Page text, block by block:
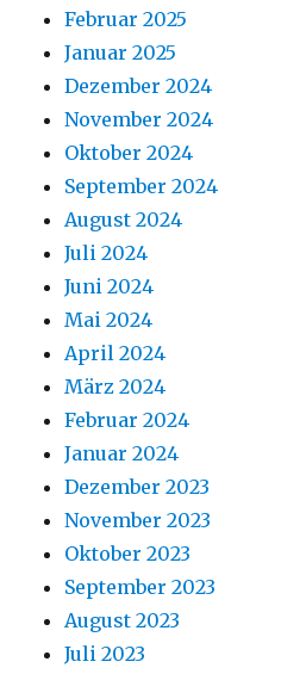
Februar 2025
Januar 2025
Dezember 2024
November 2024
Oktober 2024
September 2024
August 2024
Juli 2024
Juni 2024
Mai 2024
April 2024
März 2024
Februar 2024
Januar 2024
Dezember 2023
November 2023
Oktober 2023
September 2023
August 2023
Juli 2023